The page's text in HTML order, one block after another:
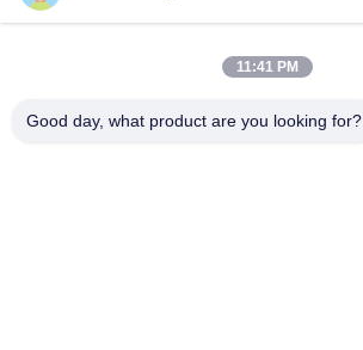
001-512-7443871
11:41 PM
Good day, what product are you looking for?